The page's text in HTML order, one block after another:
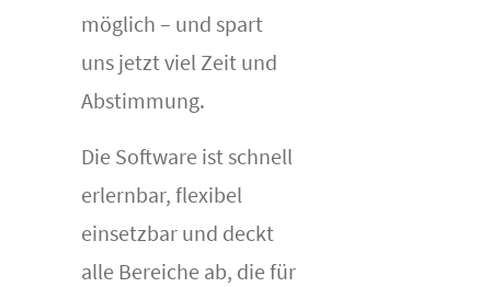
möglich – und spart
uns jetzt viel Zeit und
Abstimmung.
Die Software ist schnell
erlernbar, flexibel
einsetzbar und deckt
alle Bereiche ab, die für